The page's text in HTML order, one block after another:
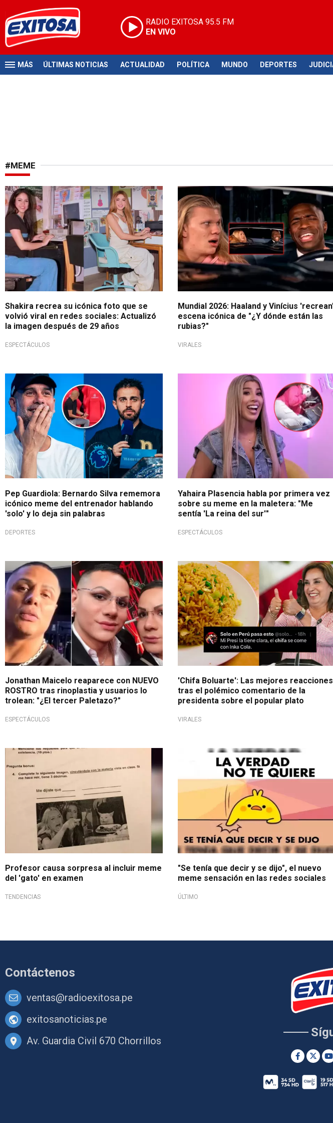
RADIO EXITOSA 95.5 FM
EN VIVO
MÁS ÚLTIMAS NOTICIAS ACTUALIDAD POLÍTICA MUNDO DEPORTES
#MEME
¡Sigue sorprendiendo!
Shakira recrea su icónica foto que se
volvió viral en redes sociales: Actualizó
la imagen después de 29 años
ESPECTÁCULOS
Un meme que cruzó cine y fútbol
Mundial 2026: Haaland y Vinícius
escena icónica de "¿Y dónde están las
rubias?"
VIRALES
Despedida del Manchester City
Pep Guardiola: Bernardo Silva rememora
icónico meme del entrenador hablando
'solo' y lo deja sin palabras
DEPORTES
Recuerdos de pandemia
Yahaira Plasencia habla por primera vez
sobre su meme en la maletera: "Me
sentía 'La reina del sur'"
ESPECTÁCULOS
¡Cambio radical!
Jonathan Maicelo reaparece con NUEVO
ROSTRO tras rinoplastia y usuarios lo
trolean: "¿El tercer Paletazo?"
ESPECTÁCULOS
¡Llueven comentarios!
'Chifa Boluarte': Las mejores reacciones
tras el polémico comentario de la
presidenta sobre el popular plato
VIRALES
Profesor causa sorpresa al incluir meme
del 'gato' en examen
TENDENCIAS
"Se tenía que decir y se dijo", el nuevo
meme sensación en las redes sociales
ÚLTIMO
Contáctenos
ventas@radioexitosa.pe
exitosanoticias.pe
Av. Guardia Civil 670 Chorrillos